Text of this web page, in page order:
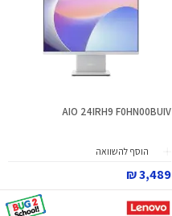
AIO 24IRH9 F0HN00BUIV
הוסף להשוואה
3,489 ₪